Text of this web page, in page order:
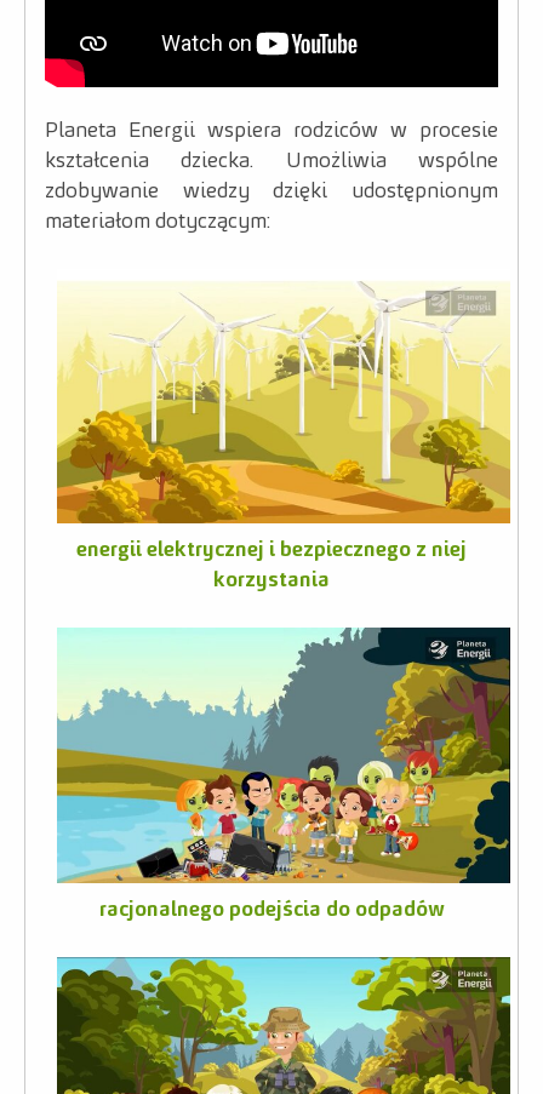
Kraina prądu
Kraina odpadów
Nauczyciel
Warto wiedzieć
Warto wiedzieć
Scenariusze
Relacje
Zdjęcia
Wideo
Planeta Energii wspiera rodziców w procesie
kształcenia dziecka. Umożliwia wspólne
zdobywanie wiedzy dzięki udostępnionym
materiałom dotyczącym:
energii elektrycznej i bezpiecznego z niej
korzystania
racjonalnego podejścia do odpadów